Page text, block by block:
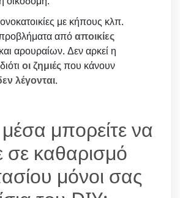
με κήπους κλπ.
απόαποικίες
και αρουραίων. Δεν αρκεί η
οι ζημιέςπου κάνουν
λέγονται.
μπορείτε να
σε καθαρισμό
μόνοι σας